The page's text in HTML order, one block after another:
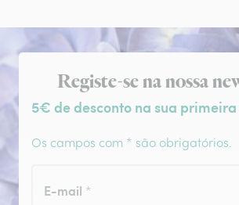
Subscrição da newsletter
Registe-se na nossa
5€ de desconto na sua
Os campos com * são obrigatórios.
E-mail *